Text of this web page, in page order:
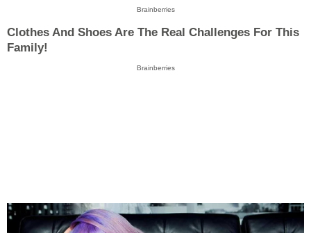
Brainberries
Clothes And Shoes Are The Real Challenges For This
Family!
Brainberries